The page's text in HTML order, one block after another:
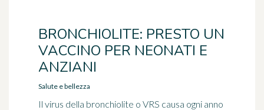
BRONCHIOLITE: PRESTO UN
VACCINO PER NEONATI E
ANZIANI
Salute e bellezza
Il virus della bronchiolite o VRS causa ogni anno